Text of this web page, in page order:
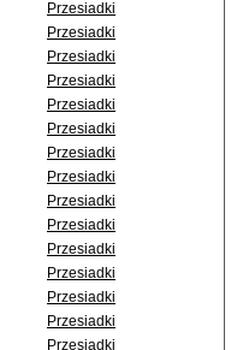
Przesiadki
Przesiadki
Przesiadki
Przesiadki
Przesiadki
Przesiadki
Przesiadki
Przesiadki
Przesiadki
Przesiadki
Przesiadki
Przesiadki
Przesiadki
Przesiadki
Przesiadki